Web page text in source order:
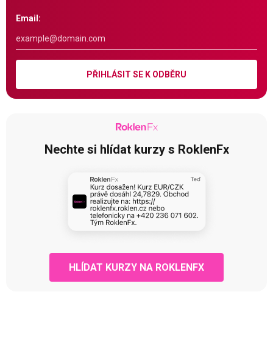
Email:
PŘIHLÁSIT SE K ODBĚRU
Nechte si hlídat kurzy s RoklenFx
HLÍDAT KURZY NA ROKLENFX